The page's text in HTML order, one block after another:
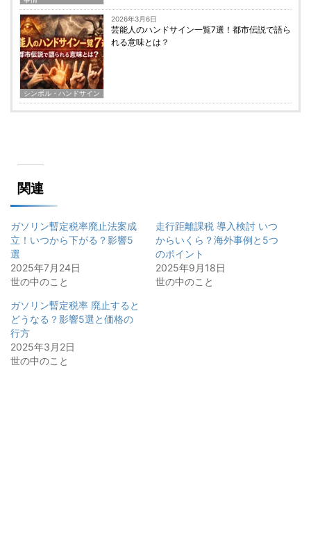
シンボル・ハンドサイン
2026年3月6日
芸能人のハンドサイン一覧7選！都市伝説で語ら
れる意味とは？
関連
ガソリン暫定税率廃止法案成
立！いつから下がる？影響5
選
2025年7月24日
世の中のこと
走行距離課税 導入検討 いつ
からいくら？海外事例と5つ
のポイント
2025年9月18日
世の中のこと
ガソリン暫定税率 廃止すると
どうなる？影響5選と価格の
行方
2025年3月2日
世の中のこと